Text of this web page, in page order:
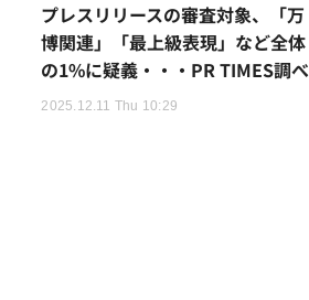
プレスリリースの審査対象、「万
博関連」「最上級表現」など全体
の1%に疑義・・・PR TIMES調べ
2025.12.11 Thu 10:29